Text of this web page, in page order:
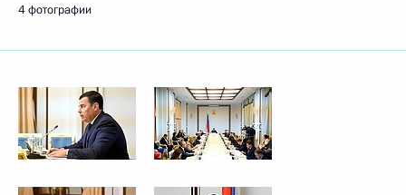
4 фотографии